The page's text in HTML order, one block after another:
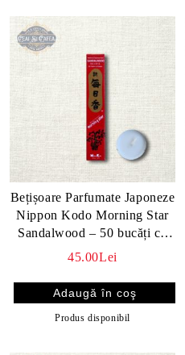
Bețișoare Parfumate Japoneze
Nippon Kodo Morning Star
Sandalwood – 50 bucăți cu
suport
45.00Lei
Produs disponibil